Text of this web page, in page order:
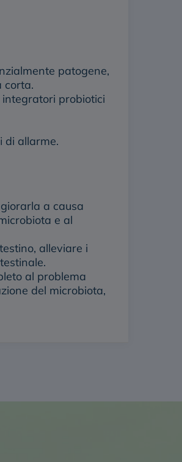
patogene,
corta.
probiotici
di allarme.
a causa
e al
alleviare i
al problema
del microbiota,